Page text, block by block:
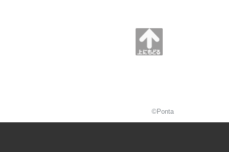
©Ponta